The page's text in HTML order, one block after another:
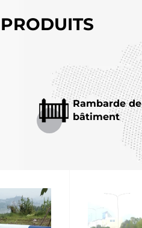
Rambarde de
bâtiment